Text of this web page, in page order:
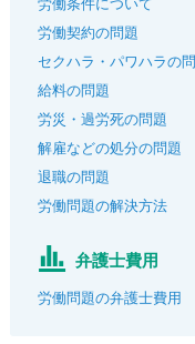
労働条件について
労働契約の問題
セクハラ・パワハラの
給料の問題
労災・過労死の問題
解雇などの処分の問題
退職の問題
労働問題の解決方法
弁護士費用
労働問題の弁護士費用